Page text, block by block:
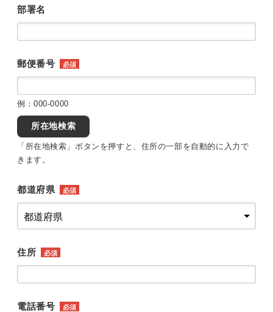
部署名
郵便番号 必須
例：000-0000
所在地検索
「所在地検索」ボタンを押すと、住所の一部を自動的に入力で
きます。
都道府県 必須
住所 必須
電話番号 必須